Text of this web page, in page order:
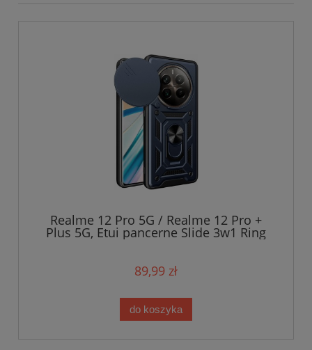
Realme 12 Pro 5G / Realme 12 Pro +
Plus 5G, Etui pancerne Slide 3w1 Ring
89,99 zł
do koszyka